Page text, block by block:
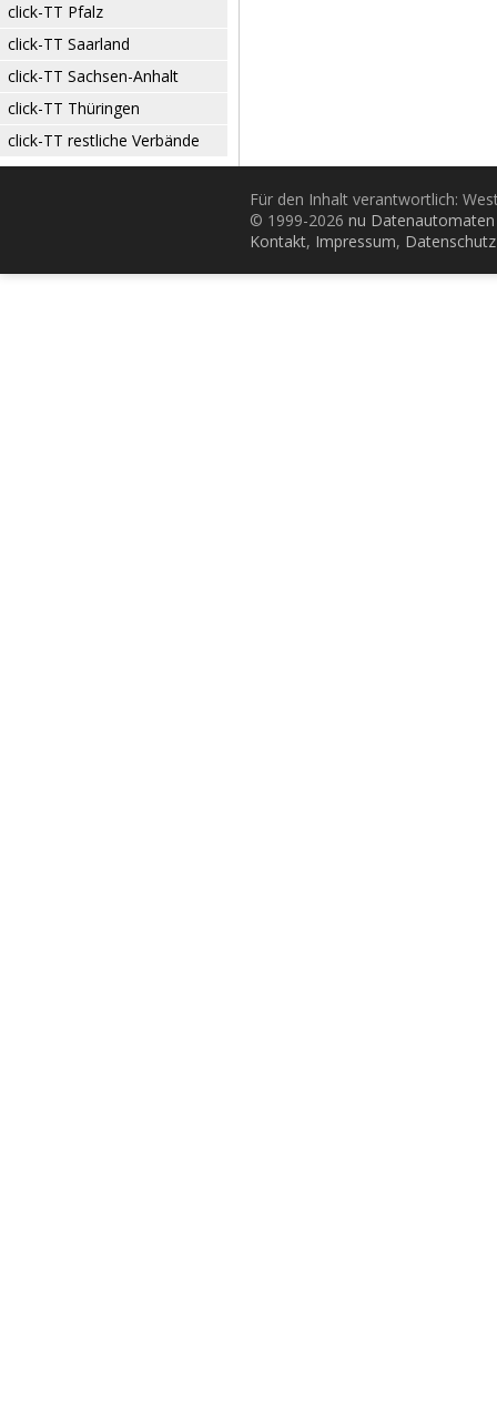
click-TT Pfalz
click-TT Saarland
click-TT Sachsen-Anhalt
click-TT Thüringen
click-TT restliche Verbände
Für den Inhalt verantwortlich:
© 1999-2026 nu
Kontakt, Impressum, Datenschutz